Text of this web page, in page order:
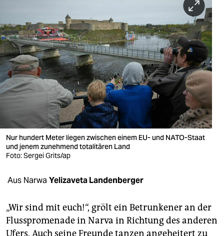
nord
wahrheit
verlag
verlag
veranstaltungen
shop
fragen & hilfe
unterstützen
genossenschaft
Nur hundert Meter liegen zwischen einem EU- und NATO-Staat
und jenem zunehmend totalitären Land
Foto: Sergei Grits/ap
Aus Narwa Yelizaveta Landenberger
„Wir sind mit euch!“, grölt ein Betrunkener an der
Flusspromenade in Narva in Richtung des anderen
Ufers. Auch seine Freunde tanzen angeheitert zu